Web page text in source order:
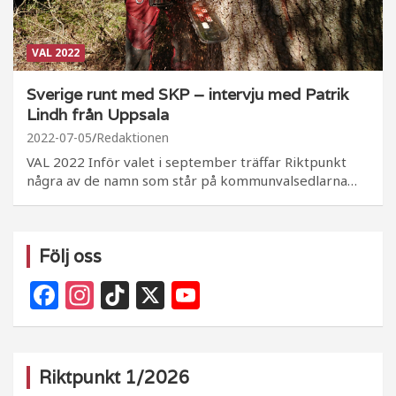
VAL 2022
Sverige runt med SKP – intervju med Patrik
Lindh från Uppsala
2022-07-05 Redaktionen
VAL 2022 Inför valet i september träffar Riktpunkt
några av de namn som står på kommunvalsedlarna…
Följ oss
F
a
e
In
st
g
Ti
k
o
X
o
Riktpunkt 1/2026